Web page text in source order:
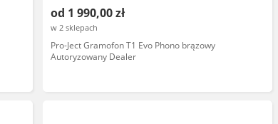
od 1 990,00 zł
w 2 sklepach
Pro-Ject Gramofon T1 Evo Phono brązowy
Autoryzowany Dealer